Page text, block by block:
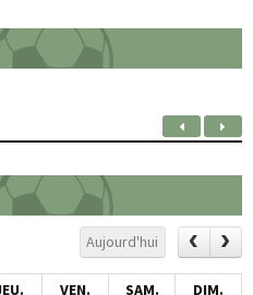
Aujourd'hui
VEN. SAM.
DIM.